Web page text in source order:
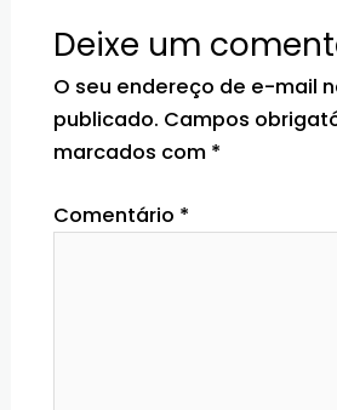
Deixe um
O seu endereço de e-mail
publicado. Campos
marcados com *
Comentário *